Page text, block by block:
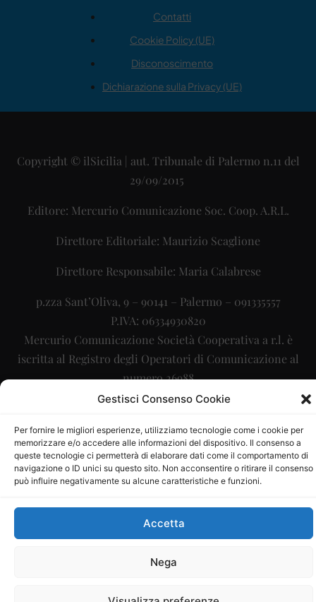
Gestisci Consenso Cookie
Per fornire le migliori esperienze, utilizziamo tecnologie come i cookie per
memorizzare e/o accedere alle informazioni del dispositivo. Il consenso a
queste tecnologie ci permetterà di elaborare dati come il comportamento di
navigazione o ID unici su questo sito. Non acconsentire o ritirare il consenso
può influire negativamente su alcune caratteristiche e funzioni.
Accetta
Nega
Contatti
Cookie Policy (UE)
Disconoscimento
Dichiarazione sulla Privacy (UE)
Copyright © ilSicilia | aut. Tribunale di Palermo n.11 del
29/09/2015
Editore: Mercurio Comunicazione Soc. Coop. A.R.L.
Direttore Editoriale: Maurizio Scaglione
Direttore Responsabile: Maria Calabrese
p.zza Sant’Oliva, 9 – 90141 – Palermo – 091335557
P.IVA: 06334930820
Mercurio Comunicazione Società Cooperativa a r.l. è
iscritta al Registro degli Operatori di Comunicazione al
numero 26988
Sito gestito da La Digitale srl – info@ladigitale.it